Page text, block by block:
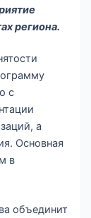
региона.
с
а
Основная
в
объединит